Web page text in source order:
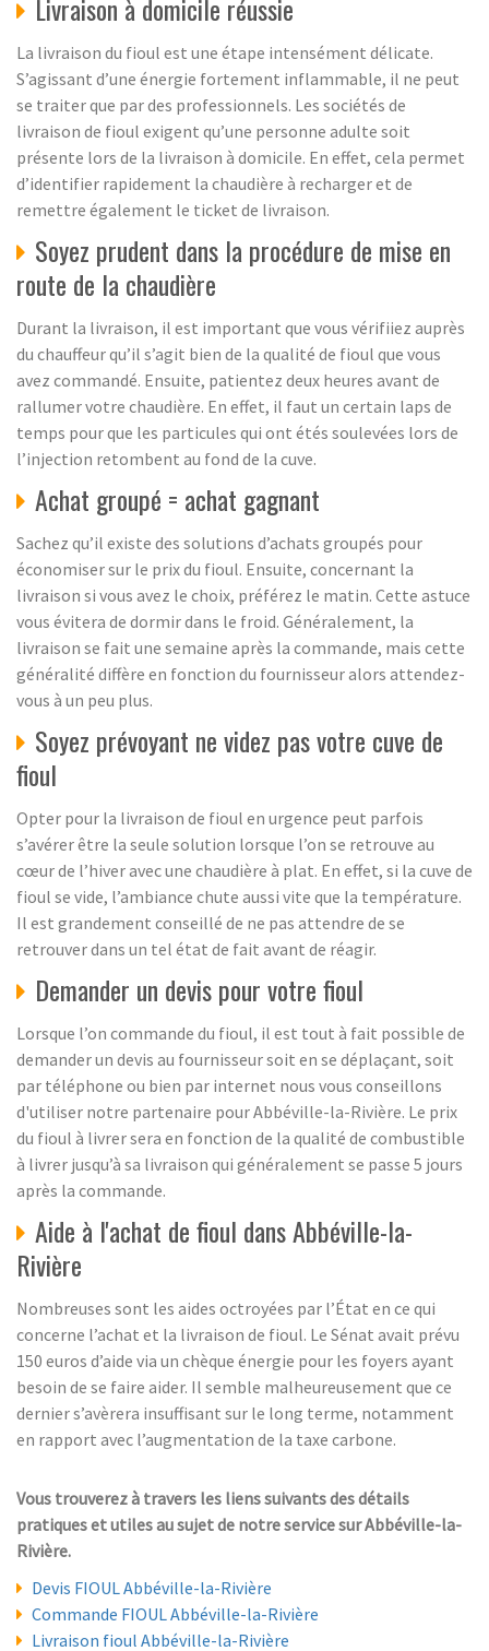
Livraison à domicile réussie
La livraison du fioul est une étape intensément délicate.
S’agissant d’une énergie fortement inflammable, il ne peut
se traiter que par des professionnels. Les sociétés de
livraison de fioul exigent qu’une personne adulte soit
présente lors de la livraison à domicile. En effet, cela permet
d’identifier rapidement la chaudière à recharger et de
remettre également le ticket de livraison.
Soyez prudent dans la procédure de mise en
route de la chaudière
Durant la livraison, il est important que vous vérifiiez auprès
du chauffeur qu’il s’agit bien de la qualité de fioul que vous
avez commandé. Ensuite, patientez deux heures avant de
rallumer votre chaudière. En effet, il faut un certain laps de
temps pour que les particules qui ont étés soulevées lors de
l’injection retombent au fond de la cuve.
Achat groupé = achat gagnant
Sachez qu’il existe des solutions d’achats groupés pour
économiser sur le prix du fioul. Ensuite, concernant la
livraison si vous avez le choix, préférez le matin. Cette astuce
vous évitera de dormir dans le froid. Généralement, la
livraison se fait une semaine après la commande, mais cette
généralité diffère en fonction du fournisseur alors attendez-
vous à un peu plus.
Soyez prévoyant ne videz pas votre cuve de
fioul
Opter pour la livraison de fioul en urgence peut parfois
s’avérer être la seule solution lorsque l’on se retrouve au
cœur de l’hiver avec une chaudière à plat. En effet, si la cuve de
fioul se vide, l’ambiance chute aussi vite que la température.
Il est grandement conseillé de ne pas attendre de se
retrouver dans un tel état de fait avant de réagir.
Demander un devis pour votre fioul
Lorsque l’on commande du fioul, il est tout à fait possible de
demander un devis au fournisseur soit en se déplaçant, soit
par téléphone ou bien par internet nous vous conseillons
d'utiliser notre partenaire pour Abbéville-la-Rivière. Le prix
du fioul à livrer sera en fonction de la qualité de combustible
à livrer jusqu’à sa livraison qui généralement se passe 5 jours
après la commande.
Aide à l'achat de fioul dans Abbéville-la-
Rivière
Nombreuses sont les aides octroyées par l’État en ce qui
concerne l’achat et la livraison de fioul. Le Sénat avait prévu
150 euros d’aide via un chèque énergie pour les foyers ayant
besoin de se faire aider. Il semble malheureusement que ce
dernier s’avèrera insuffisant sur le long terme, notamment
en rapport avec l’augmentation de la taxe carbone.
Vous trouverez à travers les liens suivants des détails
pratiques et utiles au sujet de notre service sur Abbéville-la-
Rivière.
Devis FIOUL Abbéville-la-Rivière
Commande FIOUL Abbéville-la-Rivière
Livraison fioul Abbéville-la-Rivière